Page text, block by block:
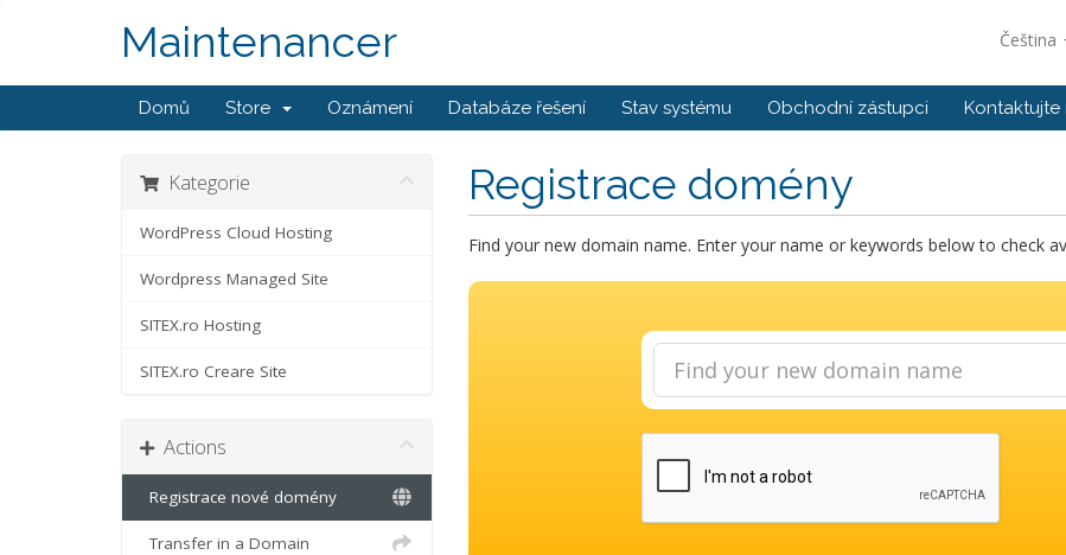
Čeština
Maintenancer
Domů Store Oznámení Databáze řešení Stav systému Obchodní zástupci Kontaktujte
Registrace domény
Kategorie
WordPress Cloud Hosting
Wordpress Managed Site
SITEX.ro Hosting
SITEX.ro Creare Site
Actions
Registrace nové domény
Transfer in a Domain
Find your new domain name. Enter your name or keywords below to check